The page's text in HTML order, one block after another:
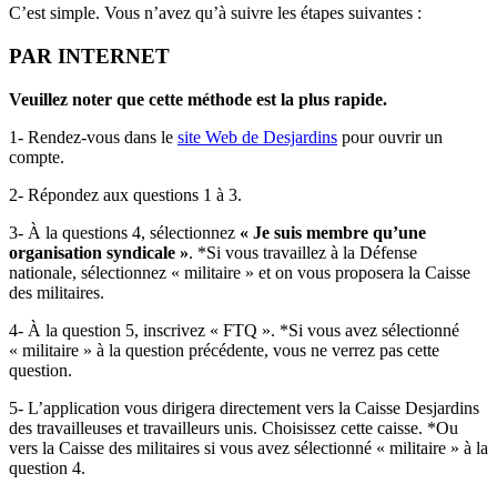
C’est simple. Vous n’avez qu’à suivre les étapes suivantes :
PAR INTERNET
Veuillez noter que cette méthode est la plus rapide.
1- Rendez-vous dans le site Web de Desjardins pour ouvrir un
compte.
2- Répondez aux questions 1 à 3.
3- À la questions 4, sélectionnez « Je suis membre qu’une
organisation syndicale ». *Si vous travaillez à la Défense
nationale, sélectionnez « militaire » et on vous proposera la Caisse
des militaires.
4- À la question 5, inscrivez « FTQ ». *Si vous avez sélectionné
« militaire » à la question précédente, vous ne verrez pas cette
question.
5- L’application vous dirigera directement vers la Caisse Desjardins
des travailleuses et travailleurs unis. Choisissez cette caisse. *Ou
vers la Caisse des militaires si vous avez sélectionné « militaire » à la
question 4.